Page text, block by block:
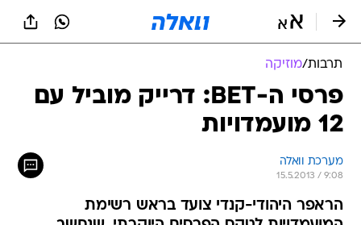
תרבות/מוזיקה
פרסי ה-BET: דרייק מוביל עם
12 מועמדויות
מערכת וואלה
15.5.2013 / 9:08
הראפר היהודי-קנדי צועד בראש רשימת